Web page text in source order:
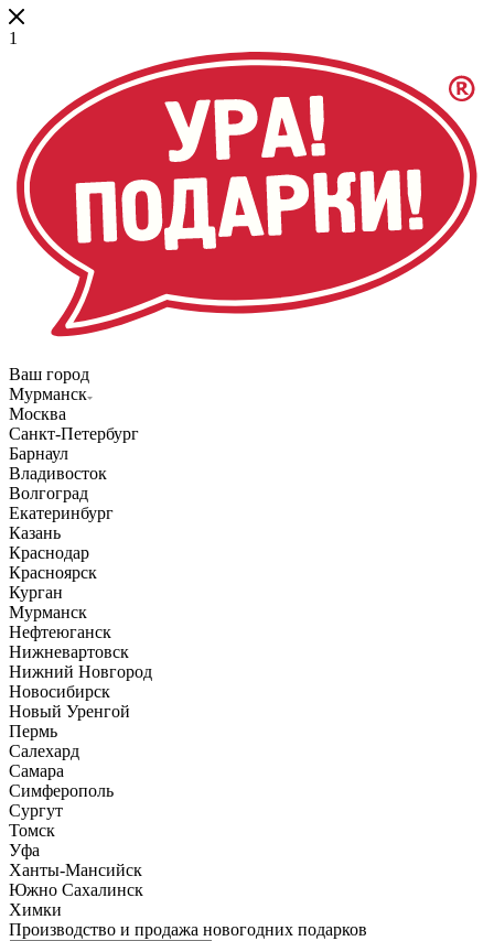
1
Ваш город
Мурманск
Москва
Санкт-Петербург
Барнаул
Владивосток
Волгоград
Екатеринбург
Казань
Краснодар
Красноярск
Курган
Мурманск
Нефтеюганск
Нижневартовск
Нижний Новгород
Новосибирск
Новый Уренгой
Пермь
Салехард
Самара
Симферополь
Сургут
Томск
Уфа
Ханты-Мансийск
Южно Сахалинск
Химки
Производство и продажа новогодних подарков